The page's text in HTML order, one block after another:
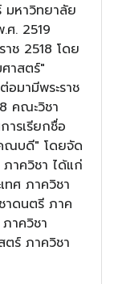
มหาวิทยาลัย
. 2519
ช 2518 โดย
าสตร์"
มามีพระราช
คณะวิชา
ารเรียกชื่อ
ณบดี" โดยจัด
าควิชา ได้แก่
ทศ ภาควิชา
าดนตรี ภาค
าควิชา
ตร์ ภาควิชา